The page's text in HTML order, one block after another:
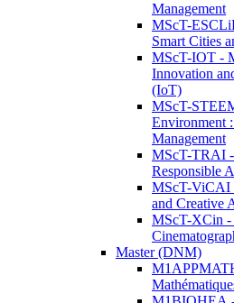
Management
MScT-
Smart Cities
MScT-IOT -
Innovation
(IoT)
MScT-
Environment
Management
MScT-TRAI
Responsible
MScT-ViCAI
and Creative
MScT-XCin -
Master (DNM)